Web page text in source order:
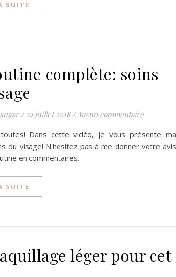
SUITE
complète: soins
/ 29 juillet 2018 /Aucun commentaire
Dans cette vidéo, je vous présente ma
du visage! N'hésitez pas à me donner votre avis
en commentaires.
SUITE
léger pour cet